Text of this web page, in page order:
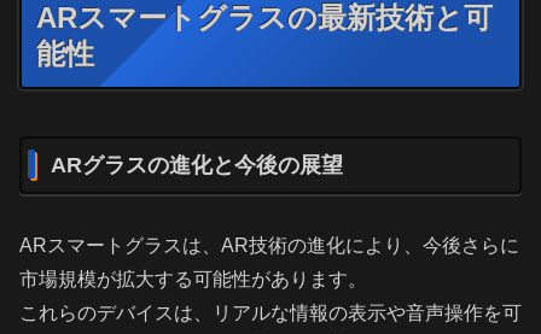
ARスマートグラスの最新技術と可
能性
ARグラスの進化と今後の展望
ARスマートグラスは、AR技術の進化により、今後さらに
市場規模が拡大する可能性があります。
これらのデバイスは、リアルな情報の表示や音声操作を可